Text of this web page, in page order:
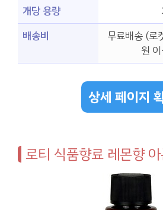
개당 용량
배송비
무료배송 (로
원
상세 페이지
로티 식품향료 레몬향